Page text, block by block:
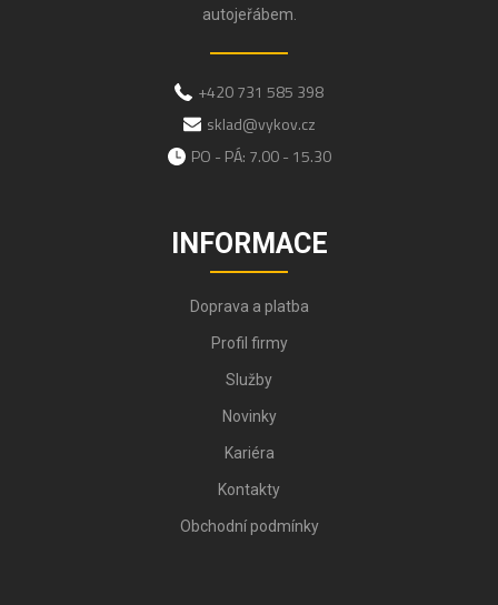
autojeřábem.
+420 731 585 398
sklad@vykov.cz
PO - PÁ: 7.00 - 15.30
INFORMACE
Doprava a platba
Profil firmy
Služby
Novinky
Kariéra
Kontakty
Obchodní podmínky